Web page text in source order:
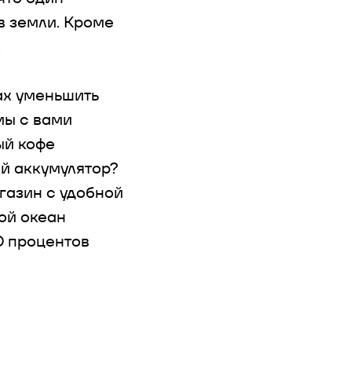
земли. Кроме
уменьшить
с вами
кофе
аккумулятор?
с удобной
океан
процентов